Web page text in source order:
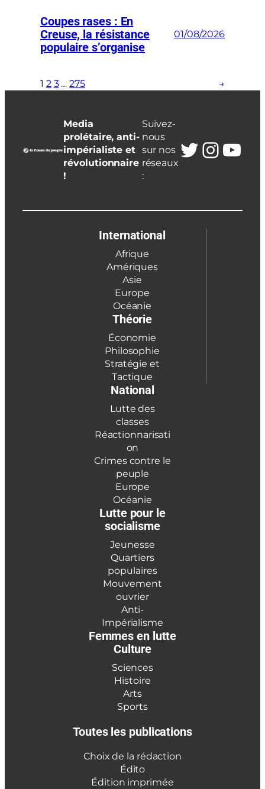
Coupes rases : En
Creuse, la résistance
populaire s’organise
01/08/2026
1 2 3 … 275 →
Media
prolétaire, anti-
impérialiste et
révolutionnaire
!
Suivez-
nous
sur nos
réseaux
:
Twitter
International
Afrique
Amériques
Asie
Europe
Océanie
Théorie
Économie
Philosophie
Stratégie et
Tactique
National
Lutte des
classes
Réactionnarisati
on
Crimes contre le
peuple
Europe
Océanie
Lutte pour le
socialisme
Jeunesse
Quartiers
populaires
Mouvement
ouvrier
Anti-
Impérialisme
Femmes en lutte
Culture
Sciences
Histoire
Arts
Sports
Toutes les publications
Choix de la rédaction
Édito
Édition imprimée